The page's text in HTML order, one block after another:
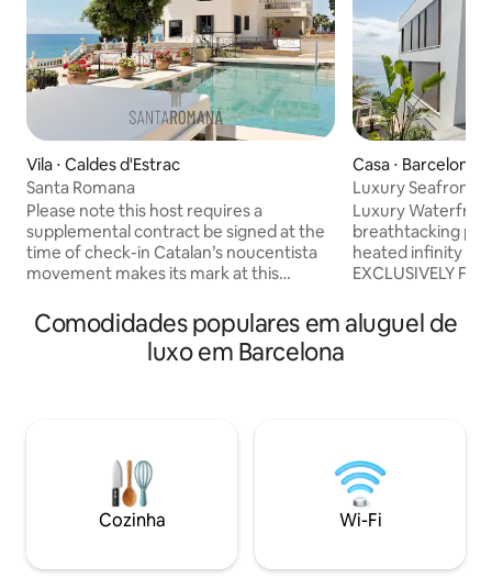
Vila ⋅ Caldes d'Estrac
Santa Romana
Please note this host requires a
supplemental contract be signed at the
time of check-in Catalan’s noucentista
movement makes its mark at this
French-inspired gardens surround a
private pool and terraces. The main
house was built in the early 20th century
Caldes d’Estrac, and Barcelona is only 20
minutes away. Copyright © Luxury
Retreats. All rights reserved. BEDROOM
& BATHROOM • Bedroom 1 - Primary:
stand-alone shower and bathtub,
Casa ⋅ Barcelona
Luxury Seafront
Luxury
breathtacking
heated infinity
EXCLUSIVELY
and HAND-WASH). Perfect
luxurious and
RUA:
061012-724
Comodidades populares em aluguel de
luxo em Barcelona
Cozinha Wi-Fi